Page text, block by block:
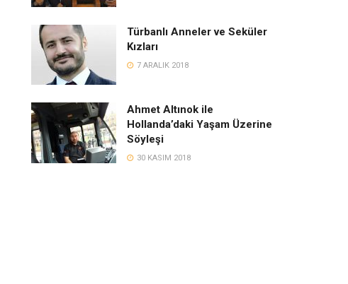
Türbanlı Anneler ve Seküler
Kızları
7 ARALIK 2018
Ahmet Altınok ile
Hollanda’daki Yaşam Üzerine
Söyleşi
30 KASIM 2018